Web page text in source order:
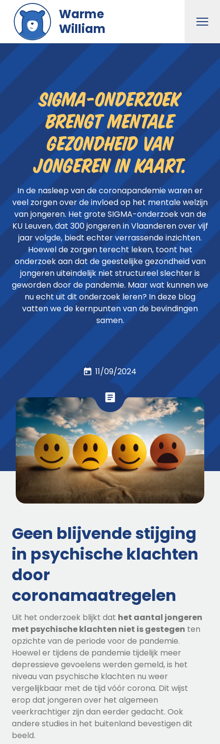
Naar hoofdinhoud gaan
Warme
William
SIGMA-onderzoek
brengt mentale
gezondheid van
jongeren in kaart.
In de nasleep van de coronapandemie waren er
veel zorgen over de invloed op het mentale welzijn
van jongeren. Het grote SIGMA-onderzoek van de
KU Leuven, dat 300 jongeren in Vlaanderen over vijf
jaar volgde, biedt echter verrassende inzichten.
Hoewel de zorgen terecht leken, toont het
onderzoek aan dat de geestelijke gezondheid van
jongeren uiteindelijk niet structureel slechter is
geworden door de pandemie. Maar wat kunnen we
nu echt uit dit onderzoek leren? In deze blog
vatten we de kernpunten van de bevindingen
samen.
11/09/2024
Geen blijvende stijging
in psychische klachten
door
coronamaatregelen
Uit het onderzoek blijkt dat het aantal jongeren
met psychische klachten niet is gestegen ten
opzichte van de periode voor de pandemie.
Hoewel er tijdens de pandemie tijdelijk meer
depressieve gevoelens werden gemeld, is het
niveau van psychische klachten nu weer
vergelijkbaar met de tijd vóór corona. Dit wijst
erop dat jongeren over het algemeen
veerkrachtiger zijn dan eerder gedacht. Ook
andere studies in het buitenland bevestigen dit
beeld.